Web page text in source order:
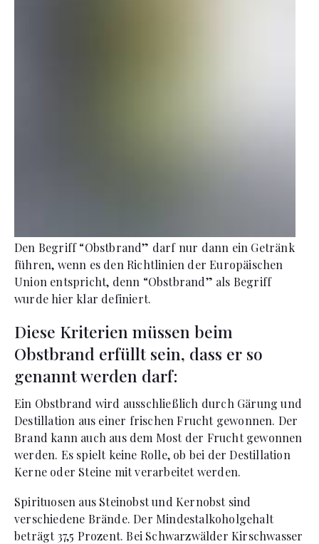
Den Begriff “Obstbrand” darf nur dann ein Getränk
führen, wenn es den Richtlinien der Europäischen
Union entspricht, denn “Obstbrand” als Begriff
wurde hier klar definiert.
Diese Kriterien müssen beim
Obstbrand erfüllt sein, dass er so
genannt werden darf:
Ein Obstbrand wird ausschließlich durch Gärung und
Destillation aus einer frischen Frucht gewonnen. Der
Brand kann auch aus dem Most der Frucht gewonnen
werden. Es spielt keine Rolle, ob bei der Destillation
Kerne oder Steine mit verarbeitet werden.
Spirituosen aus Steinobst und Kernobst sind
verschiedene Brände. Der Mindestalkoholgehalt
beträgt 37,5 Prozent. Bei Schwarzwälder Kirschwasser